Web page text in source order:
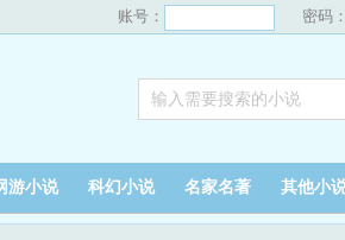
账号： 密码
游小说 科幻小说 名家名著 其他小